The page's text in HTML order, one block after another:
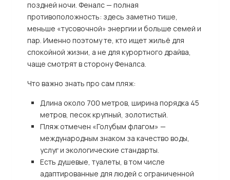
поздней ночи. Феналс — полная
противоположность: здесь заметно тише,
меньше «тусовочной» энергии и больше семей и
пар. Именно поэтому те, кто ищет жильё для
спокойной жизни, а не для курортного драйва,
чаще смотрят в сторону Феналса.
Что важно знать про сам пляж:
Длина около 700 метров, ширина порядка 45
метров, песок крупный, золотистый.
Пляж отмечен «Голубым флагом» —
международным знаком за качество воды,
услуг и экологические стандарты.
Есть душевые, туалеты, в том числе
адаптированные для людей с ограниченной